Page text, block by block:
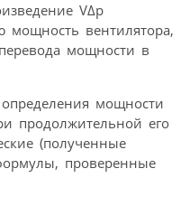
VΔp
мощность вентилятора,
мощности в
мощности
продолжительной его
(полученные
проверенные